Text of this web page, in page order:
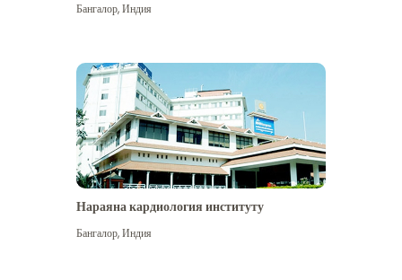
Бангалор,Индия
Нараяна кардиология институту
Бангалор,Индия